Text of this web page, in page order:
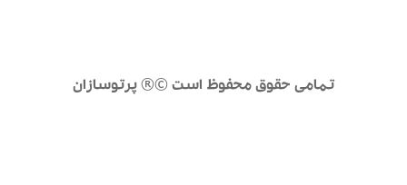
تمامی حقوق محفوظ است ©® پرتوسازان